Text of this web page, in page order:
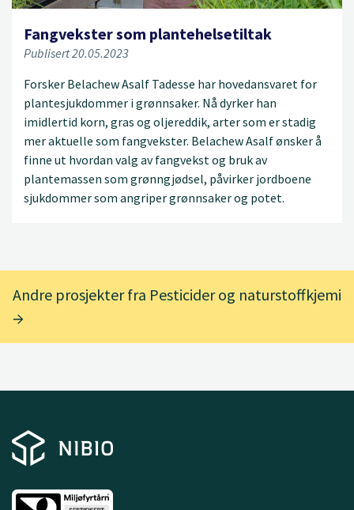
Fangvekster som plantehelsetiltak
Publisert 20.05.2023
Forsker Belachew Asalf Tadesse har hovedansvaret for
plantesjukdommer i grønnsaker. Nå dyrker han
imidlertid korn, gras og oljereddik, arter som er stadig
mer aktuelle som fangvekster. Belachew Asalf ønsker å
finne ut hvordan valg av fangvekst og bruk av
plantemassen som grønngjødsel, påvirker jordboene
sjukdommer som angriper grønnsaker og potet.
Andre prosjekter fra Pesticider og naturstoffkjemi